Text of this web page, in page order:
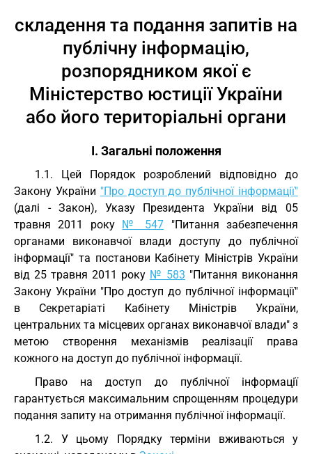
складення та подання запитів на
публічну інформацію,
розпорядником якої є
Міністерство юстиції України
або його територіальні органи
I. Загальні положення
1.1. Цей Порядок розроблений відповідно до
Закону України "Про доступ до публічної інформації"
(далі - Закон), Указу Президента України від 05
травня 2011 року № 547 "Питання забезпечення
органами виконавчої влади доступу до публічної
інформації" та постанови Кабінету Міністрів України
від 25 травня 2011 року № 583 "Питання виконання
Закону України "Про доступ до публічної інформації"
в Секретаріаті Кабінету Міністрів України,
центральних та місцевих органах виконавчої влади" з
метою створення механізмів реалізації права
кожного на доступ до публічної інформації.
Право на доступ до публічної інформації
гарантується максимальним спрощенням процедури
подання запиту на отримання публічної інформації.
1.2. У цьому Порядку терміни вживаються у